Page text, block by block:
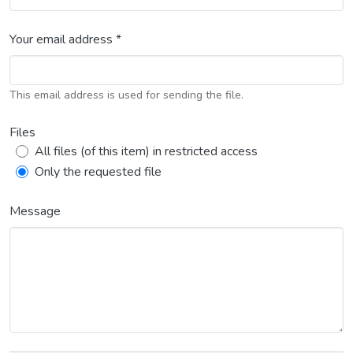
Your email address *
This email address is used for sending the file.
Files
All files (of this item) in restricted access
Only the requested file
Message